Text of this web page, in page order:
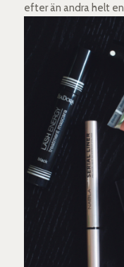
efter än andra helt